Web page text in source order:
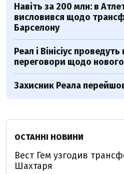
Навіть за 200 млн: в
висловився щодо
Барселону
Реал і Вінісіус
переговори щодо
Захисник Реала
ОСТАННІ НОВИНИ
Вест Гем узгодив
Шахтаря